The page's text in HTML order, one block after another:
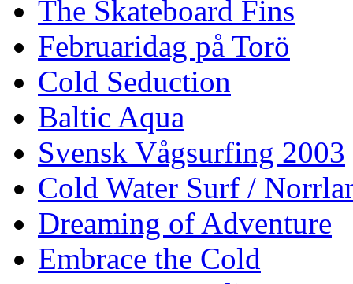
The Skateboard Fins
Februaridag på Torö
Cold Seduction
Baltic Aqua
Svensk Vågsurfing 2003
Cold Water Surf /
Dreaming of Adventure
Embrace the Cold